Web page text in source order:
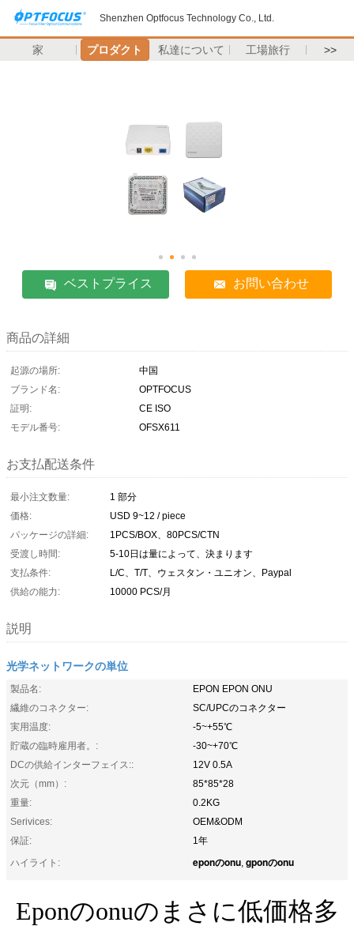
Shenzhen Optfocus Technology Co., Ltd.
家 プロダクト 私達について 工場旅行 >>
ベストプライス お問い合わせ
商品の詳細
起源の場所:
中国
ブランド名:
OPTFOCUS
証明:
CE ISO
モデル番号:
OFSX611
お支払配送条件
最小注文数量:
1 部分
価格:
USD 9~12 / piece
パッケージの詳細:
1PCS/BOX、80PCS/CTN
受渡し時間:
5-10日は量によって、決まります
支払条件:
L/C、T/T、ウェスタン・ユニオン、Paypal
供給の能力:
10000 PCS/月
説明
光学ネットワークの単位
製品名:
EPON EPON ONU
繊維のコネクター:
SC/UPCのコネクター
実用温度:
-5~+55℃
貯蔵の臨時雇用者。:
-30~+70℃
DCの供給インターフェイス::
12V 0.5A
次元（mm）:
85*85*28
重量:
0.2KG
Serivices:
OEM&ODM
保証:
1年
ハイライト:
eponのonu, gponのonu
Eponのonuのまさに低価格多